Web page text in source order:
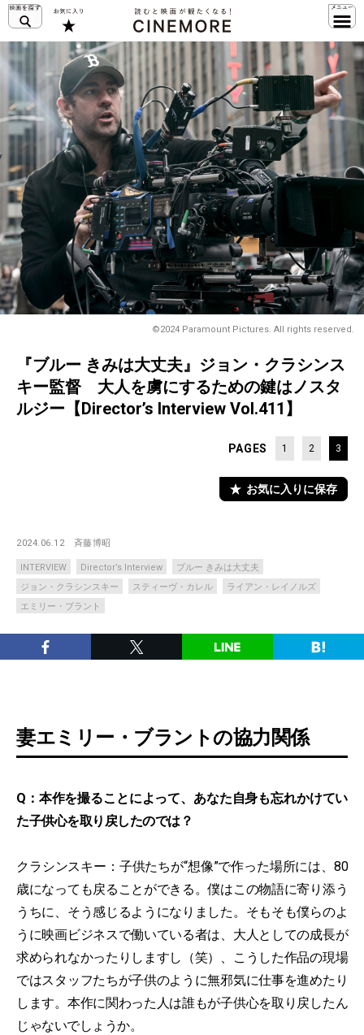
©2024 Paramount Pictures. All rights reserved.
『ブルー きみは大丈夫』ジョン・クラシンス
キー監督 大人を虜にするための鍵はノスタ
ルジー【Director’s Interview Vol.411】
PAGES 1 2 3
お気に入りに保存
2024.06.12 斉藤博昭
INTERVIEW Director’s Interview
ブルー きみは大丈夫
ジョン・クラシンスキー
スティーヴ・カレル
ライアン・レイノルズ
エミリー・ブラント
妻エミリー・ブラントの協力関係
Q：本作を撮ることによって、あなた自身も忘れかけてい
た子供心を取り戻したのでは？
クラシンスキー：子供たちが“想像”で作った場所には、80
歳になっても戻ることができる。僕はこの物語に寄り添う
うちに、そう感じるようになりました。そもそも僕らのよ
うに映画ビジネスで働いている者は、大人としての成長が
求められなかったりしますし（笑）、こうした作品の現場
ではスタッフたちが子供のように無邪気に仕事を進めたり
します。本作に関わった人は誰もが子供心を取り戻したん
じゃないでしょうか。